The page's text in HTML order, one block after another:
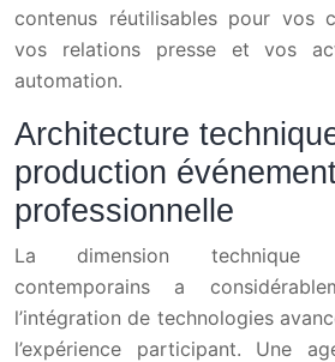
contenus réutilisables pour vos
vos relations presse et vos
automation.
Architecture
production
professionnelle
La dimension technique
contemporains a
l’intégration de technologies
l’expérience participant. Une